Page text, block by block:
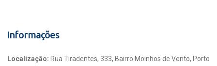
Informações
Localização: Rua Tiradentes, 333, Bairro Moinhos de Vento, Porto